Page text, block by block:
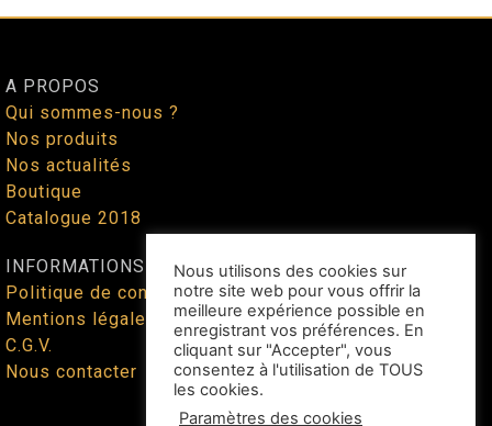
A PROPOS
Qui sommes-nous ?
Nos produits
Nos actualités
Boutique
Catalogue 2018
INFORMATIONS
Politique de confidentialité
Mentions légales
C.G.V.
Nous contacter
Nous utilisons des cookies sur
notre site web pour vous offrir la
meilleure expérience possible en
enregistrant vos préférences. En
cliquant sur "Accepter", vous
consentez à l'utilisation de TOUS
les cookies.
Paramètres des cookies